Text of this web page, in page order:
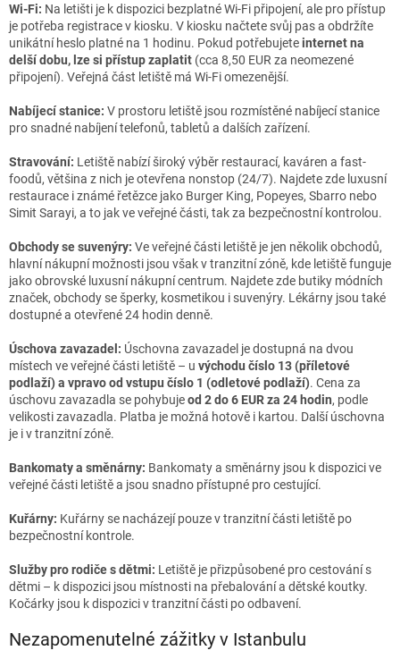
Wi-Fi: Na letišti je k dispozici bezplatné Wi-Fi připojení, ale pro přístup
je potřeba registrace v kiosku. V kiosku načtete svůj pas a obdržíte
unikátní heslo platné na 1 hodinu. Pokud potřebujeteinternet na
delší dobu, lze si přístup zaplatit (cca 8,50 EUR za neomezené
připojení). Veřejná část letiště má Wi-Fi omezenější.
Nabíjecí stanice: V prostoru letiště jsou rozmístěné nabíjecí stanice
pro snadné nabíjení telefonů, tabletů a dalších zařízení.
Stravování: Letiště nabízí široký výběr restaurací, kaváren a fast-
foodů, většina z nich je otevřena nonstop (24/7). Najdete zde luxusní
restaurace i známé řetězce jako Burger King, Popeyes, Sbarro nebo
Simit Sarayi, a to jak ve veřejné části, tak za bezpečnostní kontrolou.
Obchody se suvenýry: Ve veřejné části letiště je jen několik obchodů,
hlavní nákupní možnosti jsou však v tranzitní zóně, kde letiště funguje
jako obrovské luxusní nákupní centrum. Najdete zde butiky módních
značek, obchody se šperky, kosmetikou i suvenýry. Lékárny jsou také
dostupné a otevřené 24 hodin denně.
Úschova zavazadel: Úschovna zavazadel je dostupná na dvou
místech ve veřejné části letiště – u východu číslo 13 (příletové
podlaží) a vpravo od vstupu číslo 1 (odletové podlaží). Cena za
úschovu zavazadla se pohybujeod 2 do 6 EUR za 24 hodin, podle
velikosti zavazadla. Platba je možná hotově i kartou. Další úschovna
je i v tranzitní zóně.
Bankomaty a směnárny: Bankomaty a směnárny jsou k dispozici ve
veřejné části letiště a jsou snadno přístupné pro cestující.
Kuřárny: Kuřárny se nacházejí pouze v tranzitní části letiště po
bezpečnostní kontrole.
Služby pro rodiče s dětmi: Letiště je přizpůsobené pro cestování s
dětmi – k dispozici jsou místnosti na přebalování a dětské koutky.
Kočárky jsou k dispozici v tranzitní části po odbavení.
Nezapomenutelné zážitky v Istanbulu